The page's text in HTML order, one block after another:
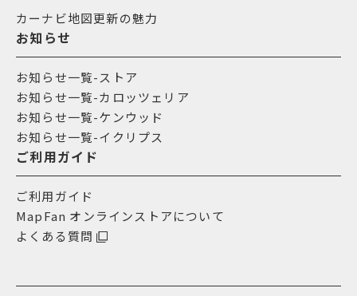
カーナビ地図更新の魅力
お知らせ
お知らせ一覧-ストア
お知らせ一覧-カロッツェリア
お知らせ一覧-ケンウッド
お知らせ一覧-イクリプス
ご利用ガイド
ご利用ガイド
MapFan オンラインストアについて
よくある質問